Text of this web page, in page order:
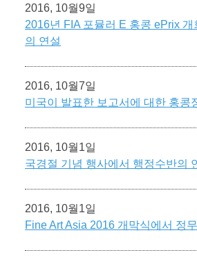
2016, 10월9일
2016년 FIA 포뮬러 E 홍콩 ePrix
의 연설
2016, 10월7일
미국이 발표한 보고서에 대한 홍콩
2016, 10월1일
국경절 기념 행사에서 행정수반의
2016, 10월1일
Fine Art Asia 2016 개막식에서 정